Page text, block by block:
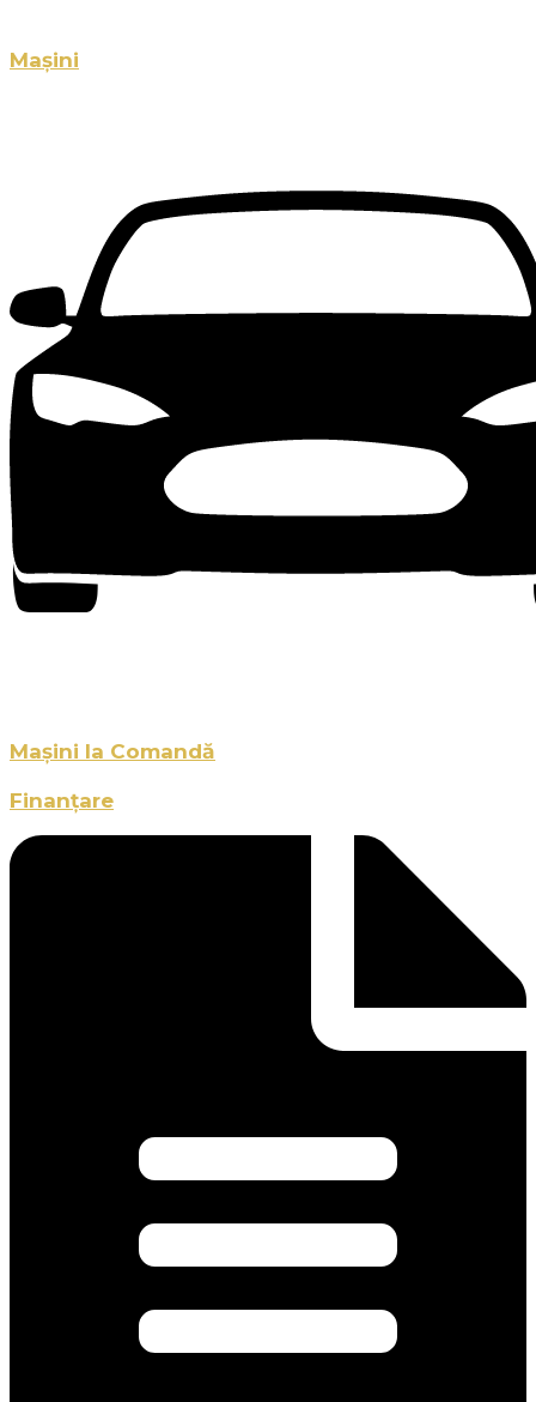
Mașini
Mașini la Comandă
Finanțare